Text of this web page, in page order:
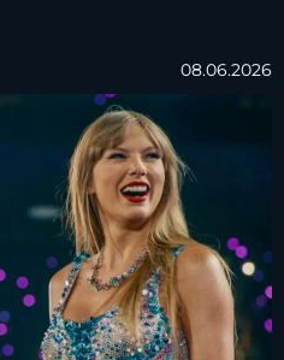
08.06.2026